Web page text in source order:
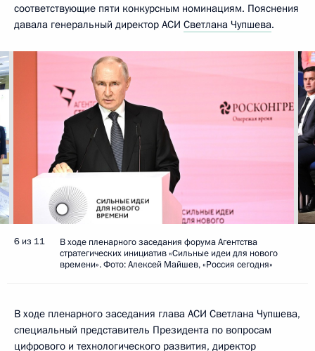
соответствующие пяти конкурсным номинациям. Пояснения
давала генеральный директор АСИ Светлана Чупшева.
6 из 11
В ходе пленарного заседания форума Агентства
стратегических инициатив «Сильные идеи для нового
времени». Фото: Алексей Майшев, «Россия сегодня»
В ходе пленарного заседания глава АСИ Светлана Чупшева,
специальный представитель Президента по вопросам
цифрового и технологического развития, директор